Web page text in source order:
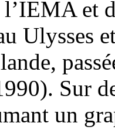
et
Ulysses
Sur
un